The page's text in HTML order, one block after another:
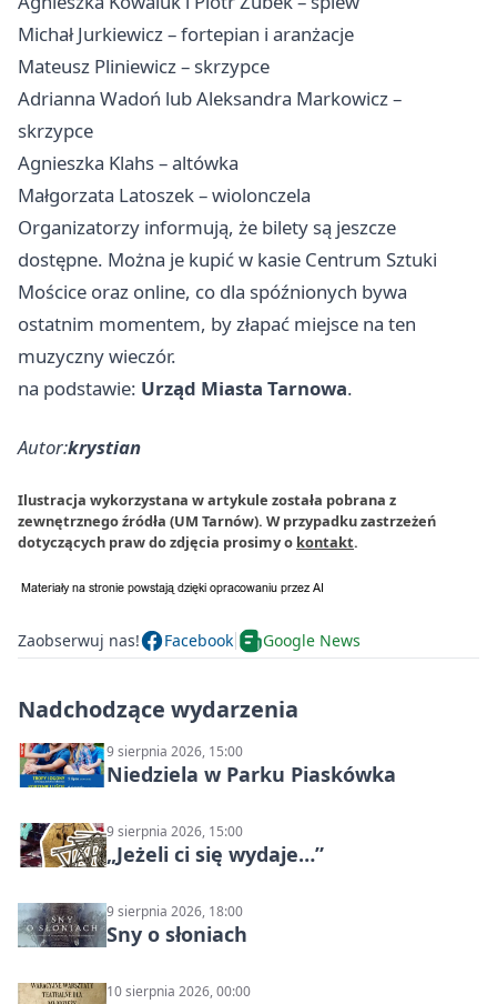
Michał Jurkiewicz – fortepian i aranżacje
Mateusz Pliniewicz – skrzypce
Adrianna Wadoń lub Aleksandra Markowicz –
skrzypce
Agnieszka Klahs – altówka
Małgorzata Latoszek – wiolonczela
Organizatorzy informują, że bilety są jeszcze
dostępne. Można je kupić w kasie Centrum Sztuki
Mościce oraz online, co dla spóźnionych bywa
ostatnim momentem, by złapać miejsce na ten
muzyczny wieczór.
na podstawie: Urząd Miasta Tarnowa.
Autor:krystian
Ilustracja wykorzystana w artykule została pobrana z
zewnętrznego źródła (UM Tarnów). W przypadku zastrzeżeń
dotyczących praw do zdjęcia prosimy o kontakt.
Zaobserwuj nas! Facebook Google News
Nadchodzące wydarzenia
9 sierpnia 2026, 15:00
Niedziela w Parku Piaskówka
9 sierpnia 2026, 15:00
„Jeżeli ci się wydaje…”
9 sierpnia 2026, 18:00
Sny o słoniach
10 sierpnia 2026, 00:00